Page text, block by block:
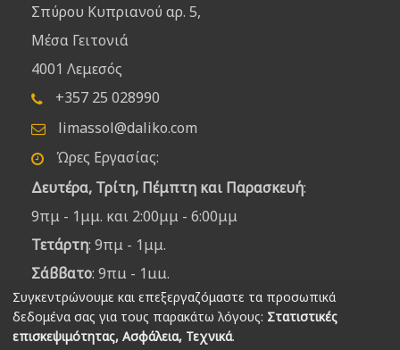
Σπύρου Κυπριανού αρ. 5,
Μέσα Γειτονιά
4001 Λεμεσός
+357 25 028990
limassol@daliko.com
Ώρες Εργασίας:
Δευτέρα, Τρίτη, Πέμπτη και Παρασκευή:
9πμ - 1μμ. και 2:00μμ - 6:00μμ
Τετάρτη: 9πμ - 1μμ.
Σάββατο: 9πμ - 1μμ.
Συγκεντρώνουμε και επεξεργαζόμαστε τα προσωπικά
δεδομένα σας για τους παρακάτω λόγους: Στατιστικές
επισκεψιμότητας, Ασφάλεια, Τεχνικά.